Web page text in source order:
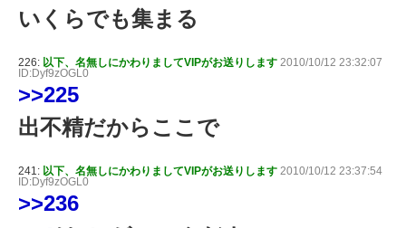
いくらでも集まる
226: 以下、名無しにかわりましてVIPがお送りします 2010/10/12 23:32:07
ID:Dyf9zOGL0
>>225
出不精だからここで
241: 以下、名無しにかわりましてVIPがお送りします 2010/10/12 23:37:54
ID:Dyf9zOGL0
>>236